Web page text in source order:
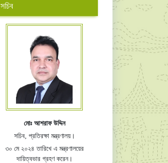
সচিব
মোঃ আশরাফ উদ্দিন
সচিব, প্রতিরক্ষা মন্ত্রণালয়।
৩০ মে ২০২৪ তারিখে এ মন্ত্রণালয়ের
দায়িত্বভার গ্রহণ করেন।